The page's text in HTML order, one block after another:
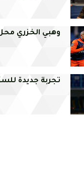
وهبي الخزري
تجربة جديدة